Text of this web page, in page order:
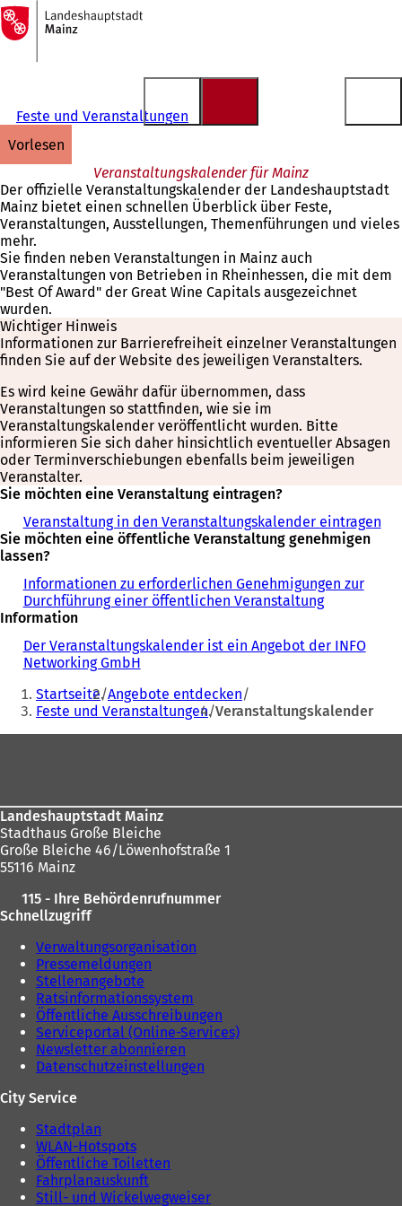
Inhalt anspringen
Zur
Startseite
Feste und Veranstaltungen
vorlesen
Veranstaltungskalender für Mainz
Der offizielle Veranstaltungskalender der Landeshauptstadt
Mainz bietet einen schnellen Überblick über Feste,
Veranstaltungen, Ausstellungen, Themenführungen und vieles
mehr.
Sie finden neben Veranstaltungen in Mainz auch
Veranstaltungen von Betrieben in Rheinhessen, die mit dem
"Best Of Award" der Great Wine Capitals ausgezeichnet
wurden.
Wichtiger Hinweis
Informationen zur Barrierefreiheit einzelner Veranstaltungen
finden Sie auf der Website des jeweiligen Veranstalters.
Es wird keine Gewähr dafür übernommen, dass
Veranstaltungen so stattfinden, wie sie im
Veranstaltungskalender veröffentlicht wurden. Bitte
informieren Sie sich daher hinsichtlich eventueller Absagen
oder Terminverschiebungen ebenfalls beim jeweiligen
Veranstalter.
Sie möchten eine Veranstaltung eintragen?
Veranstaltung in den Veranstaltungskalender eintragen
Sie möchten eine öffentliche Veranstaltung genehmigen
lassen?
Informationen zu erforderlichen Genehmigungen zur
Durchführung einer öffentlichen Veranstaltung
Information
Der Veranstaltungskalender ist ein Angebot der INFO
Networking GmbH
Sie
befinden
sich
Startseite Angebote entdecken
Feste und Veranstaltungen Veranstaltungskalender
Landeshauptstadt Mainz
Stadthaus Große Bleiche
Große Bleiche 46/Löwenhofstraße 1
55116 Mainz
115 - Ihre Behördenrufnummer
Schnellzugriff
Verwaltungsorganisation
Pressemeldungen
Stellenangebote
Ratsinformationssystem
Öffentliche Ausschreibungen
Serviceportal (Online-Services)
Newsletter abonnieren
Datenschutzeinstellungen
City Service
Stadtplan
WLAN-Hotspots
Öffentliche Toiletten
Fahrplanauskunft
Still- und Wickelwegweiser